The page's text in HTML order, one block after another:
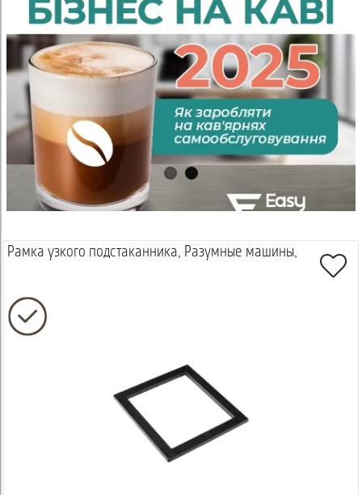
Рамка узкого подстаканника, Разумные машины,